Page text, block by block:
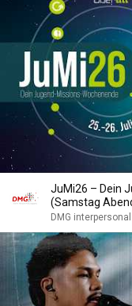
JuMi26 – Dein
(Samstag
DMG interpersonal